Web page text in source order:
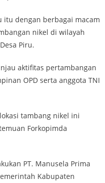
itu dengan berbagai macam
nikel di wilayah
Piru.
aktifitas pertambangan
OPD serta anggota TNI
tambang nikel ini
Forkopimda
PT. Manusela Prima
Kabupaten